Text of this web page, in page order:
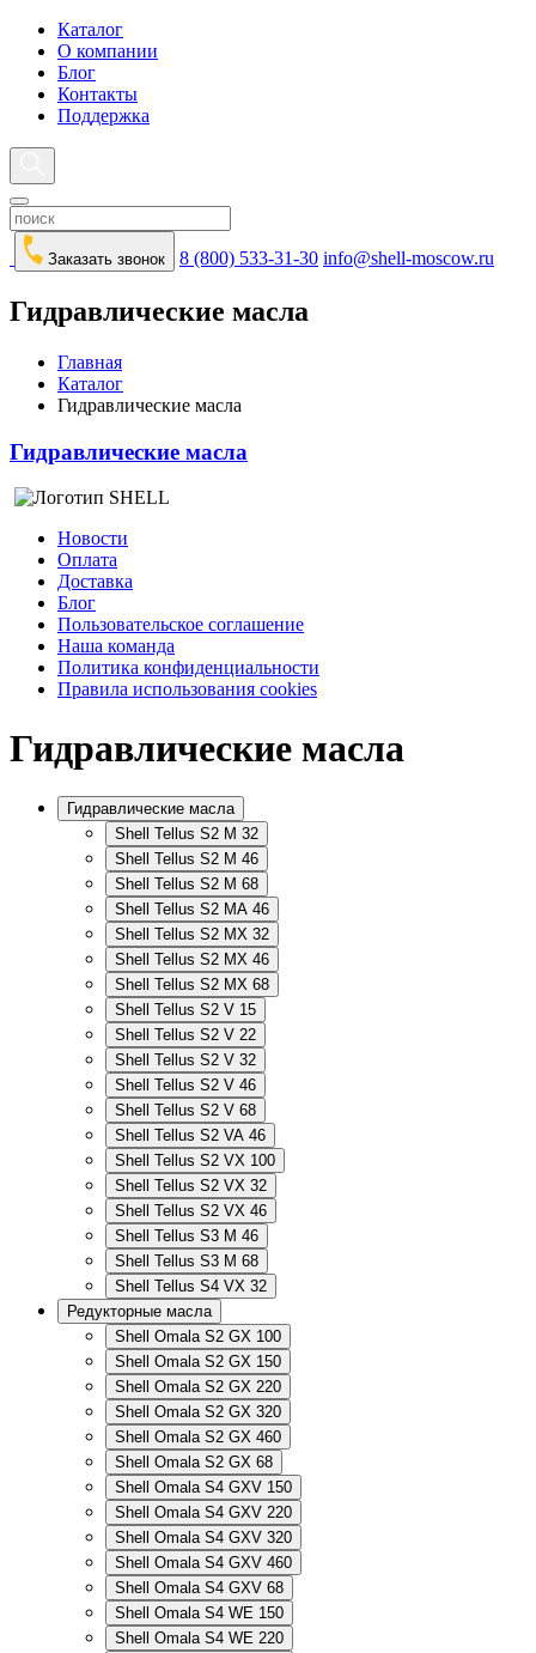
Каталог
О компании
Блог
Контакты
Поддержка
Заказать звонок 8 (800) 533-31-30 info@shell-moscow.ru
Гидравлические масла
Главная
Каталог
Гидравлические масла
Гидравлические масла
Новости
Оплата
Доставка
Блог
Пользовательское соглашение
Наша команда
Политика конфиденциальности
Правила использования cookies
Гидравлические масла
Гидравлические масла
Shell Tellus S2 M 32
Shell Tellus S2 M 46
Shell Tellus S2 M 68
Shell Tellus S2 MA 46
Shell Tellus S2 MX 32
Shell Tellus S2 MX 46
Shell Tellus S2 MX 68
Shell Tellus S2 V 15
Shell Tellus S2 V 22
Shell Tellus S2 V 32
Shell Tellus S2 V 46
Shell Tellus S2 V 68
Shell Tellus S2 VA 46
Shell Tellus S2 VX 100
Shell Tellus S2 VX 32
Shell Tellus S2 VX 46
Shell Tellus S3 M 46
Shell Tellus S3 M 68
Shell Tellus S4 VX 32
Редукторные масла
Shell Omala S2 GX 100
Shell Omala S2 GX 150
Shell Omala S2 GX 220
Shell Omala S2 GX 320
Shell Omala S2 GX 460
Shell Omala S2 GX 68
Shell Omala S4 GXV 150
Shell Omala S4 GXV 220
Shell Omala S4 GXV 320
Shell Omala S4 GXV 460
Shell Omala S4 GXV 68
Shell Omala S4 WE 150
Shell Omala S4 WE 220